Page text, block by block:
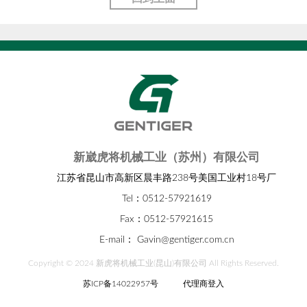
新崴虎将机械工业（苏州）有限公司
江苏省昆山市高新区晨丰路238号美国工业村18号厂
Tel：0512-57921619
Fax：0512-57921615
E-mail： Gavin@gentiger.com.cn
Copyright © 2024 新虎将机械工业(昆山)有限公司 All Rights Reserved.
苏ICP备14022957号 代理商登入